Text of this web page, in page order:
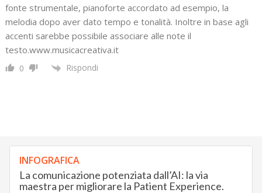
fonte strumentale, pianoforte accordato ad esempio, la
melodia dopo aver dato tempo e tonalità. Inoltre in base agli
accenti sarebbe possibile associare alle note il
testo.www.musicacreativa.it
0 Rispondi
INFOGRAFICA
La comunicazione potenziata dall’AI: la via
maestra per migliorare la Patient Experience.